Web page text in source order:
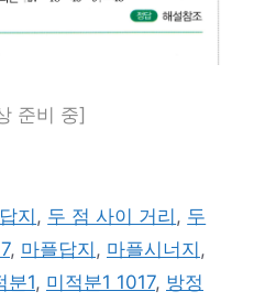
준비 중]
답지 , 두 점 사이 거리 , 두
, 마플답지 , 마플시너지 ,
분1, 미적분1 1017, 방정